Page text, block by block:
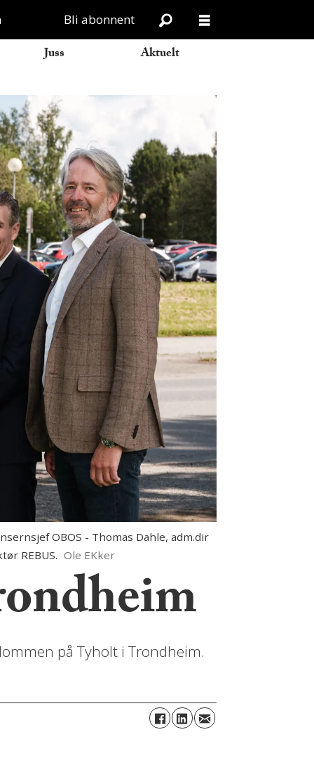
Bli abonnent
Juss Aktuelt
OBOS - Thomas Dahle, adm.dir
REBUS. Ole EKker
på Tyholt i Trondheim.